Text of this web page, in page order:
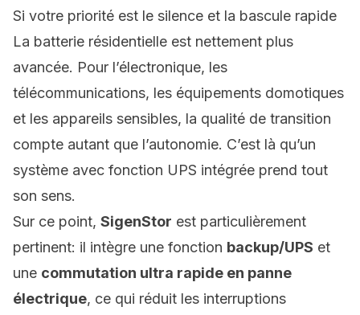
Si votre priorité est le silence et la bascule rapide
La batterie résidentielle est nettement plus
avancée. Pour l’électronique, les
télécommunications, les équipements domotiques
et les appareils sensibles, la qualité de transition
compte autant que l’autonomie. C’est là qu’un
système avec fonction UPS intégrée prend tout
son sens.
Sur ce point, SigenStor est particulièrement
pertinent: il intègre une fonction backup/UPS et
une commutation ultra rapide en panne
électrique, ce qui réduit les interruptions